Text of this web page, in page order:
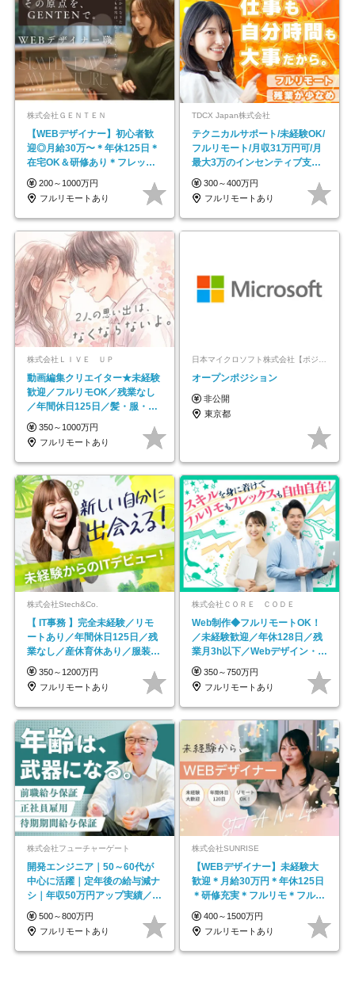
株式会社ＧＥＮＴＥＮ
【WEBデザイナー】初⼼者歓
迎◎⽉給30万〜＊年休125⽇＊
在宅OK＆研修あり＊フレック
ス
200～1000万円
フルリモートあり
TDCX Japan株式会社
テクニカルサポート/未経験OK/
フルリモート/月収31万円可/月
最大3万のインセンティブ支給/
平均年齢33歳
300～400万円
フルリモートあり
株式会社ＬＩＶＥ ＵＰ
動画編集クリエイター★未経験
歓迎／フルリモOK／残業なし
／年間休日125日／髪・服・ネ
イル自由／研修充実で安心
350～1000万円
フルリモートあり
日本マイクロソフト株式会社【ポジションマッチ登録】
オープンポジション
非公開
東京都
株式会社Stech&Co.
【 IT事務 】完全未経験／リモ
ートあり／年間休日125日／残
業なし／産休育休あり／服装・
髪型自由／毎年昇給
350～1200万円
フルリモートあり
株式会社ＣＯＲＥ ＣＯＤＥ
Web制作◆フルリモートOK！
／未経験歓迎／年休128日／残
業月3h以下／Webデザイン・
ECサイトやHP制作
350～750万円
フルリモートあり
株式会社フューチャーゲート
開発エンジニア｜50～60代が
中心に活躍｜定年後の給与減ナ
シ｜年収50万円アップ実績／昇
給率92％（直近3年）
500～800万円
フルリモートあり
株式会社SUNRISE
【WEBデザイナー】未経験大
歓迎＊月給30万円＊年休125日
＊研修充実＊フルリモ＊フルフ
レックス＊
400～1500万円
フルリモートあり